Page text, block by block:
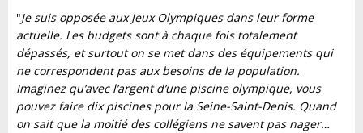
"Je suis opposée aux Jeux Olympiques dans leur forme
actuelle. Les budgets sont à chaque fois totalement
dépassés, et surtout on se met dans des équipements qui
ne correspondent pas aux besoins de la population.
Imaginez qu’avec l’argent d’une piscine olympique, vous
pouvez faire dix piscines pour la Seine-Saint-Denis. Quand
on sait que la moitié des collégiens ne savent pas nager…